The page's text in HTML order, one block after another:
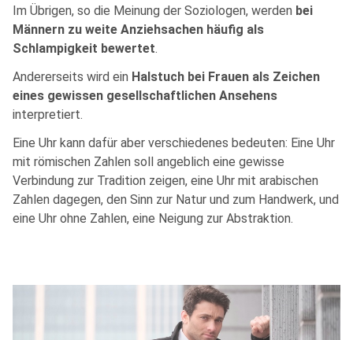
Im Übrigen, so die Meinung der Soziologen, werden bei
Männern zu weite Anziehsachen häufig als
Schlampigkeit bewertet.
Andererseits wird ein Halstuch bei Frauen als Zeichen
eines gewissen gesellschaftlichen Ansehens
interpretiert.
Eine Uhr kann dafür aber verschiedenes bedeuten: Eine Uhr
mit römischen Zahlen soll angeblich eine gewisse
Verbindung zur Tradition zeigen, eine Uhr mit arabischen
Zahlen dagegen, den Sinn zur Natur und zum Handwerk, und
eine Uhr ohne Zahlen, eine Neigung zur Abstraktion.